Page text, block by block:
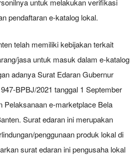
untuk melakukan verifikasi
pendaftaran e-katalog lokal.
telah memiliki kebijakan terkait
jasa untuk masuk dalam e-katalog
adanya Surat Edaran Gubernur
BPBJ/2021 tanggal 1 September
Pelaksanaan e-marketplace Bela
Surat edaran ini merupakan
penggunaan produk lokal di
surat edaran ini pengusaha lokal